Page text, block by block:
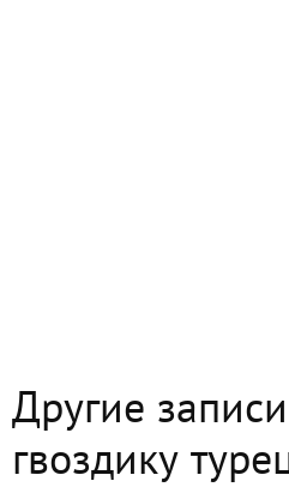
Другие
гвоздику